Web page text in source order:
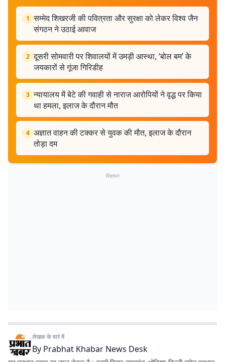
1 सम्मेद शिखरजी की पवित्रता और सुरक्षा को लेकर विश्व जैन
संगठन ने उठाई आवाज
2 दूसरी सोमवारी पर शिवालयों में उमड़ी आस्था, ‘बोल बम’ के
जयकारों से गूंजा गिरिडीह
3 न्यायालय में बेटे की गवाही से नाराज आरोपियों ने वृद्ध पर किया
था हमला, इलाज के दौरान मौत
4 अज्ञात वाहन की टक्कर से युवक की मौत, इलाज के दौरान
तोड़ा दम
विज्ञापन
लेखक के बारे में
By Prabhat Khabar News Desk